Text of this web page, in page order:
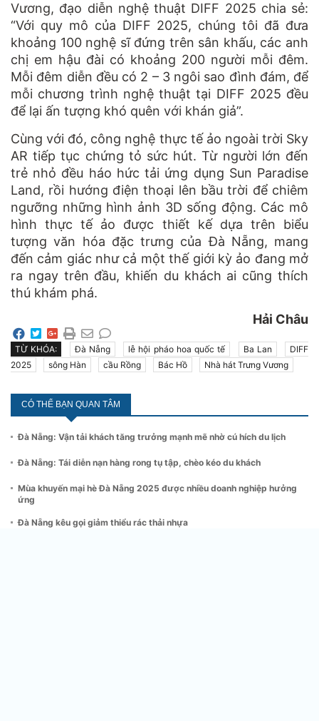
Vương, đạo diễn nghệ thuật DIFF 2025 chia sẻ:
“Với quy mô của DIFF 2025, chúng tôi đã đưa
khoảng 100 nghệ sĩ đứng trên sân khấu, các anh
chị em hậu đài có khoảng 200 người mỗi đêm.
Mỗi đêm diễn đều có 2 – 3 ngôi sao đình đám, để
mỗi chương trình nghệ thuật tại DIFF 2025 đều
để lại ấn tượng khó quên với khán giả”.
Cùng với đó, công nghệ thực tế ảo ngoài trời Sky
AR tiếp tục chứng tỏ sức hút. Từ người lớn đến
trẻ nhỏ đều háo hức tải ứng dụng Sun Paradise
Land, rồi hướng điện thoại lên bầu trời để chiêm
ngưỡng những hình ảnh 3D sống động. Các mô
hình thực tế ảo được thiết kế dựa trên biểu
tượng văn hóa đặc trưng của Đà Nẵng, mang
đến cảm giác như cả một thế giới kỳ ảo đang mở
ra ngay trên đầu, khiến du khách ai cũng thích
thú khám phá.
Hải Châu
TỪ KHÓA: Đà Nẵng lễ hội pháo hoa quốc tế Ba Lan
DIFF
2025
sông Hàn cầu Rồng Bác Hồ Nhà hát Trưng Vương
CÓ THỂ BẠN QUAN TÂM
Đà Nẵng: Vận tải khách tăng trưởng mạnh mẽ nhờ cú hích du lịch
Đà Nẵng: Tái diễn nạn hàng rong tụ tập, chèo kéo du khách
Mùa khuyến mại hè Đà Nẵng 2025 được nhiều doanh nghiệp hưởng
ứng
Đà Nẵng kêu gọi giảm thiểu rác thải nhựa